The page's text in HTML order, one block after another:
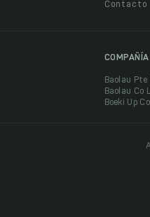
Contacto
COMPAÑÍA
Baolau
Baolau Co
Boeki Up